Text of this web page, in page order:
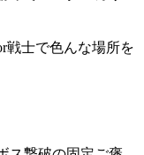
戦士で色んな場所を